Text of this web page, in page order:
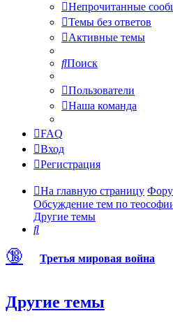
Непрочитанные
Темы без ответов
Активные темы
Поиск
Пользователи
Наша команда
FAQ
Вход
Регистрация
На главную страницу
Обсуждение тем по
Другие темы
Поиск
🔞 Третья мировая война
Другие темы